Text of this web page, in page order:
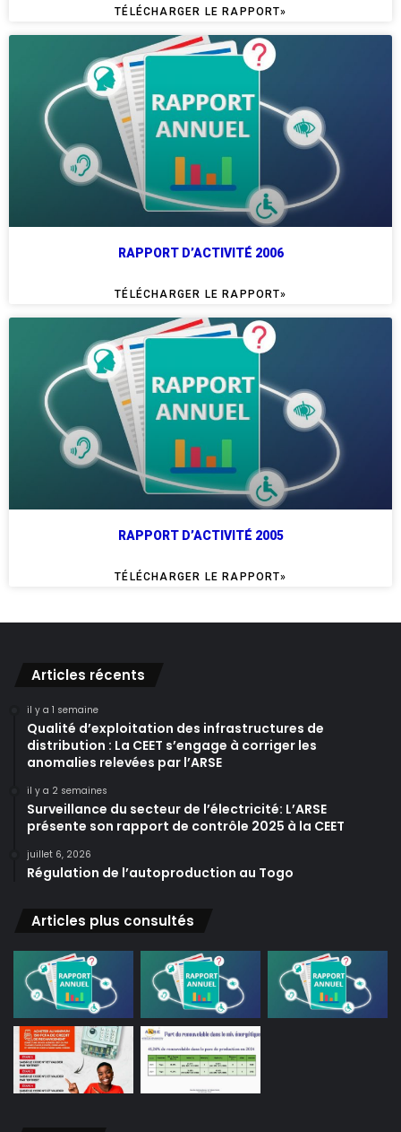
TÉLÉCHARGER LE RAPPORT»
RAPPORT D’ACTIVITÉ 2006
TÉLÉCHARGER LE RAPPORT»
RAPPORT D’ACTIVITÉ 2005
TÉLÉCHARGER LE RAPPORT»
Articles récents
il y a 1 semaine
Qualité d’exploitation des infrastructures de
distribution : La CEET s’engage à corriger les
anomalies relevées par l’ARSE
il y a 2 semaines
Surveillance du secteur de l’électricité: L’ARSE
présente son rapport de contrôle 2025 à la CEET
juillet 6, 2026
Régulation de l’autoproduction au Togo
Articles plus consultés